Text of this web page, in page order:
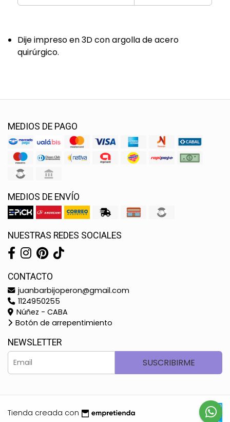
Dije impreso en 3D con argolla de acero
quirúrgico.
MEDIOS DE PAGO
MEDIOS DE ENVÍO
NUESTRAS REDES SOCIALES
CONTACTO
juanbarbijoperon@gmail.com
1124950255
Núñez - CABA
Botón de arrepentimiento
NEWSLETTER
SUSCRIBIRME
Tienda creada con